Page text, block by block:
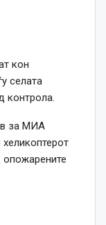
кон
селата
контрола.
за МИА
опожарените